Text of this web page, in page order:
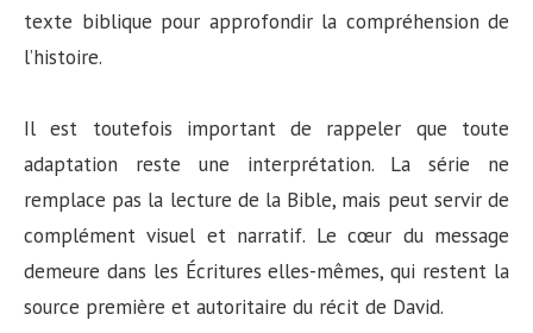
texte biblique pour approfondir la compréhension de
l’histoire.
Il est toutefois important de rappeler que toute
adaptation reste une interprétation. La série ne
remplace pas la lecture de la Bible, mais peut servir de
complément visuel et narratif. Le cœur du message
demeure dans les Écritures elles-mêmes, qui restent la
source première et autoritaire du récit de David.